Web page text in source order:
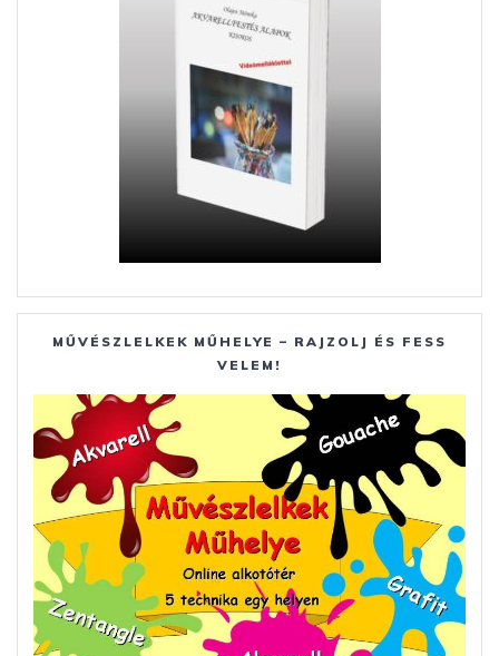
MŰVÉSZLELKEK MŰHELYE – RAJZOLJ ÉS FESS
VELEM!